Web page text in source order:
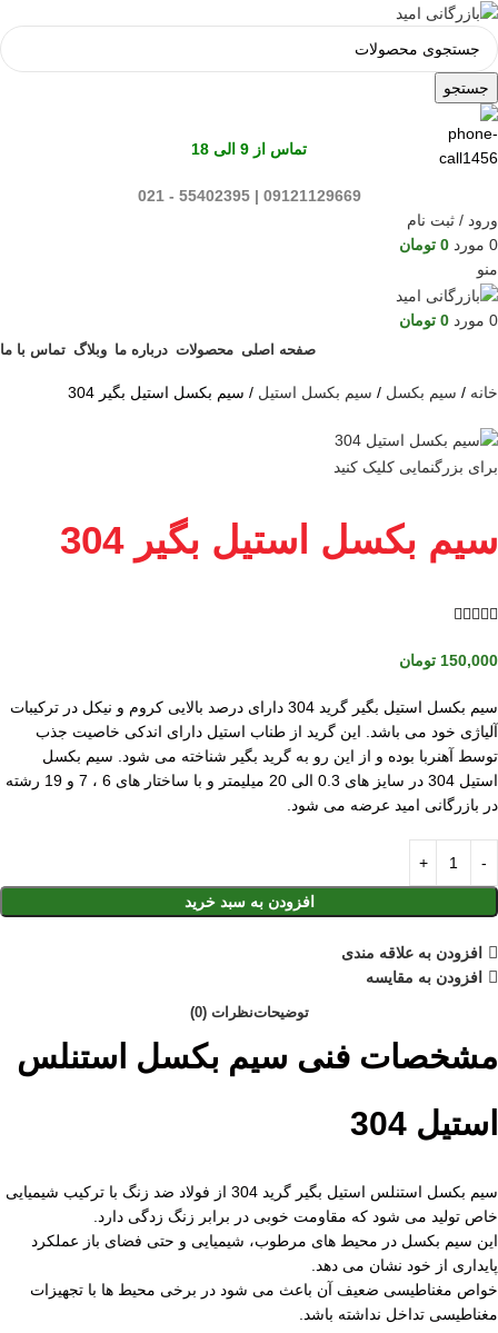
جستجو
تماس از 9 الی 18
09121129669 | 55402395 - 021
ورود / ثبت نام
0 مورد 0 تومان
منو
0 مورد 0 تومان
صفحه اصلی محصولات درباره ما وبلاگ تماس با ما
خانه سیم بکسل سیم بکسل استیل سیم بکسل استیل بگیر 304
برای بزرگنمایی کلیک کنید
سیم بکسل استیل بگیر 304

150,000 تومان
سیم بکسل استیل بگیر گرید 304 دارای درصد بالایی کروم و نیکل در ترکیبات
آلیاژی خود می باشد. این گرید از طناب استیل دارای اندکی خاصیت جذب
توسط آهنربا بوده و از این رو به گرید بگیر شناخته می شود. سیم بکسل
استیل 304 در سایز های 0.3 الی 20 میلیمتر و با ساختار های 6 ، 7 و 19 رشته
در بازرگانی امید عرضه می شود.
افزودن به سبد خرید
افزودن به علاقه مندی
افزودن به مقایسه
توضیحاتنظرات (0)
مشخصات فنی سیم بکسل استنلس
استیل 304
سیم بکسل استنلس استیل بگیر گرید 304 از فولاد ضد زنگ با ترکیب شیمیایی
خاص تولید می شود که مقاومت خوبی در برابر زنگ زدگی دارد.
این سیم بکسل در محیط های مرطوب، شیمیایی و حتی فضای باز عملکرد
پایداری از خود نشان می دهد.
خواص مغناطیسی ضعیف آن باعث می شود در برخی محیط ها با تجهیزات
مغناطیسی تداخل نداشته باشد.